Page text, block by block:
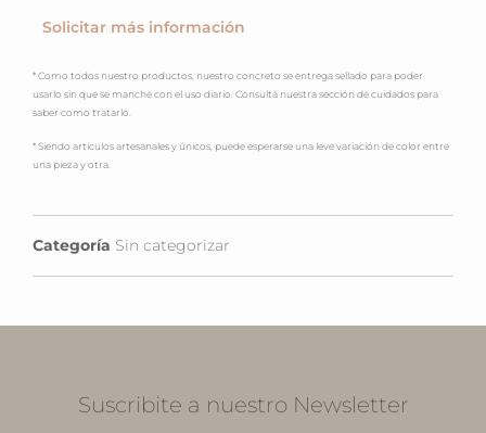
Solicitar más información
* Como todos nuestro productos, nuestro concreto se entrega sellado para poder
usarlo sin que se manche con el uso diario. Consultá nuestra sección de cuidados para
saber como tratarlo.
* Siendo artículos artesanales y únicos, puede esperarse una leve variación de color entre
una pieza y otra.
Categoría Sin categorizar
Suscribite a nuestro Newsletter